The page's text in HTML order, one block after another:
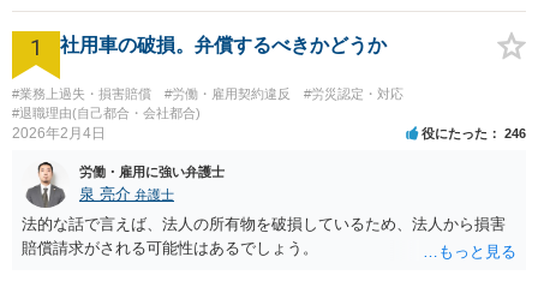
1 社用車の破損。弁償するべきかどうか
#業務上過失・損害賠償 #労働・雇用契約違反
#労災認定・対応
#退職理由(自己都合・会社都合)
2026年2月4日 役にたった 246
労働・雇用に強い弁護士
泉 亮介 弁護士
法的な話で言えば、法人の所有物を破損しているため、法人から損害
賠償請求がされる可能性はあるでしょう。